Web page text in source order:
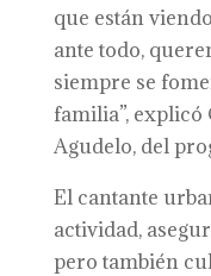
que están
ante todo,
siempre se
familia”,
Agudelo, del
El cantante
actividad,
pero también